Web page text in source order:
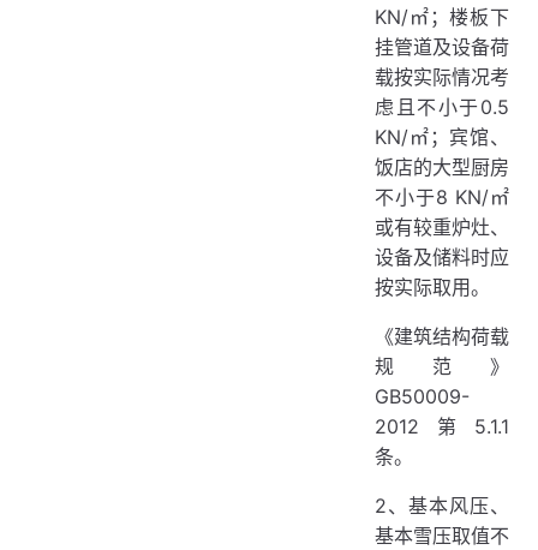
KN/㎡；楼板下
挂管道及设备荷
载按实际情况考
虑且不小于0.5
KN/㎡；宾馆、
饭店的大型厨房
不小于8 KN/㎡
或有较重炉灶、
设备及储料时应
按实际取用。
《建筑结构荷载
规范》
GB50009-
2012第5.1.1
条。
2、基本风压、
基本雪压取值不